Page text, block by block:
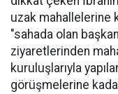
uzak mahallelerine
"sahada olan
ziyaretlerinden
kuruluşlarıyla
görüşmelerine